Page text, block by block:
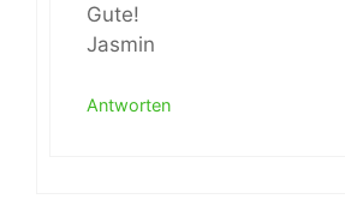
Gute!
Jasmin
Antworten